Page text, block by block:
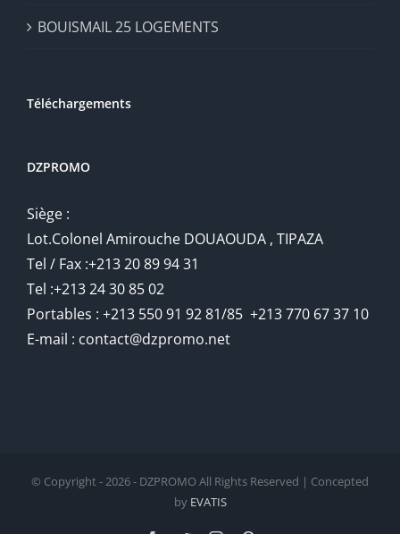
BOUISMAIL 25 LOGEMENTS
Téléchargements
DZPROMO
Siège :
Lot.Colonel Amirouche DOUAOUDA , TIPAZA
Tel / Fax :+213 20 89 94 31
Tel :+213 24 30 85 02
Portables : +213 550 91 92 81/85 +213 770 67 37 10
E-mail : contact@dzpromo.net
© Copyright -2026 - DZPROMO All Rights Reserved | Concepted
by EVATIS